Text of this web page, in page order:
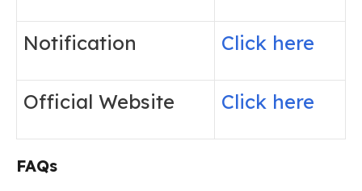
Notification Click here
Official Website Click here
FAQs